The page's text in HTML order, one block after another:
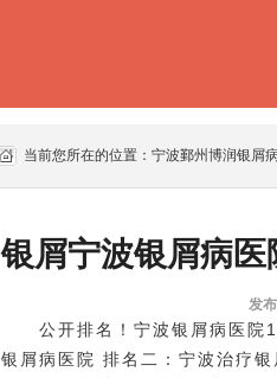
当前您所在的位置： 宁波鄞州博润银屑
银屑宁波银屑病
发
公开排名！宁波银屑病医院
银屑病医院 排名二：宁波治疗